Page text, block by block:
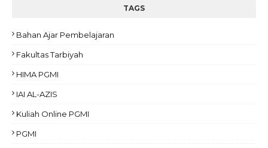
TAGS
Bahan Ajar Pembelajaran
Fakultas Tarbiyah
HIMA PGMI
IAI AL-AZIS
Kuliah Online PGMI
PGMI